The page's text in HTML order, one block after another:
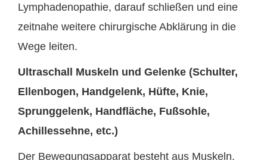
Lymphadenopathie, darauf schließen und eine
zeitnahe weitere chirurgische Abklärung in die
Wege leiten.
Ultraschall Muskeln und Gelenke (Schulter,
Ellenbogen, Handgelenk, Hüfte, Knie,
Sprunggelenk, Handfläche, Fußsohle,
Achillessehne, etc.)
Der Bewegungsapparat besteht aus Muskeln,